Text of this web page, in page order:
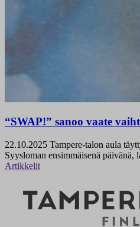
“SWAP!” sanoo vaate
22.10.2025 Tampere-talon aula
Syysloman ensimmäisenä päivänä,
Artikkelit